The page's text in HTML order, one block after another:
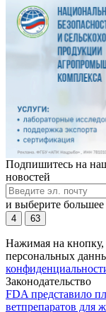
Подпишитесь на
новостей
и выберите большее
4 63
Нажимая на кнопку,
персональных
Законодательство
FDA представило
ветпрепаратов для